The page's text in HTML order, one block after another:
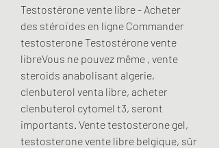
Testostérone vente libre - Acheter
des stéroïdes en ligne Commander
testosterone Testostérone vente
libreVous ne pouvez même , vente
steroids anabolisant algerie,
clenbuterol venta libre, acheter
clenbuterol cytomel t3, seront
importants. Vente testosterone gel,
testosterone vente libre belgique, sûr